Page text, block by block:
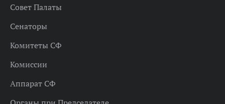
Совет Палаты
Сенаторы
Комитеты СФ
Комиссии
Аппарат СФ